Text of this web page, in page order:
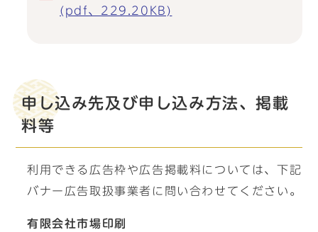
(pdf、229.20KB)
申し込み先及び申し込み方法、掲載
料等
利用できる広告枠や広告掲載料については、下記
バナー広告取扱事業者に問い合わせてください。
有限会社市場印刷